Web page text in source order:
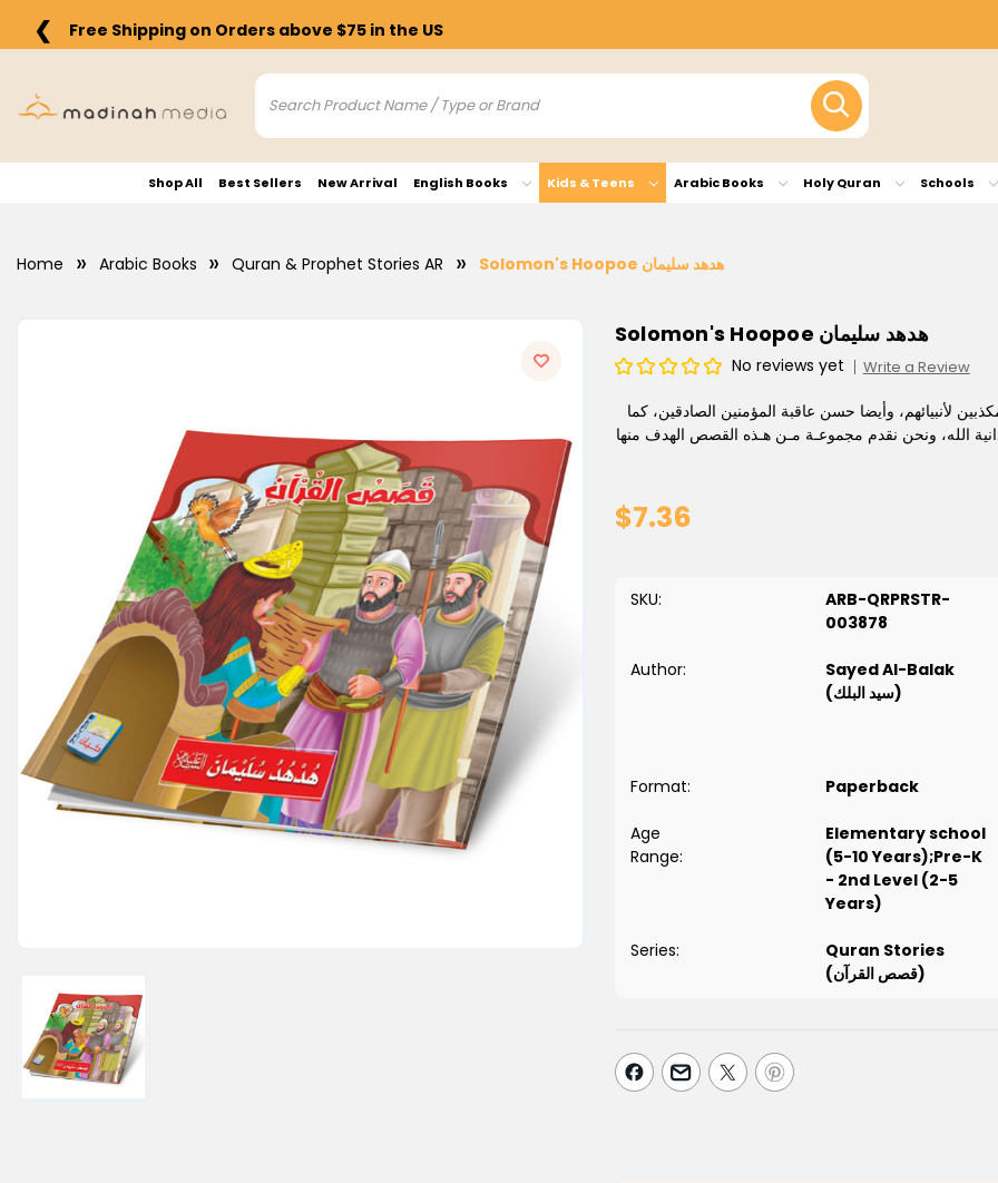
❮ Free Shipping on Orders above $75 in the US
Shop All Best Sellers New Arrival English Books Kids & Teens Arabic Books Holy Quran Schools
Home Arabic Books Quran & Prophet Stories AR Solomon's Hoopoe هدهد سليمان
Solomon's Hoopoe هدهد سليمان
No reviews yet Write a Review
لأنبيائهم، وأيضا حسن عاقبة المؤمنين الصادقين، كما
الله، ونحن نقدم مجموعـة مـن هـذه القصص الهدف منها
$7.36
SKU:
ARB-QRPRSTR-
003878
Author:
Sayed Al-Balak
(سيد البلك)
Format: Paperback
Age
Range:
Elementary school
(5-10 Years);Pre-K
- 2nd Level (2-5
Years)
Series:
Quran Stories
(قصص القرآن)